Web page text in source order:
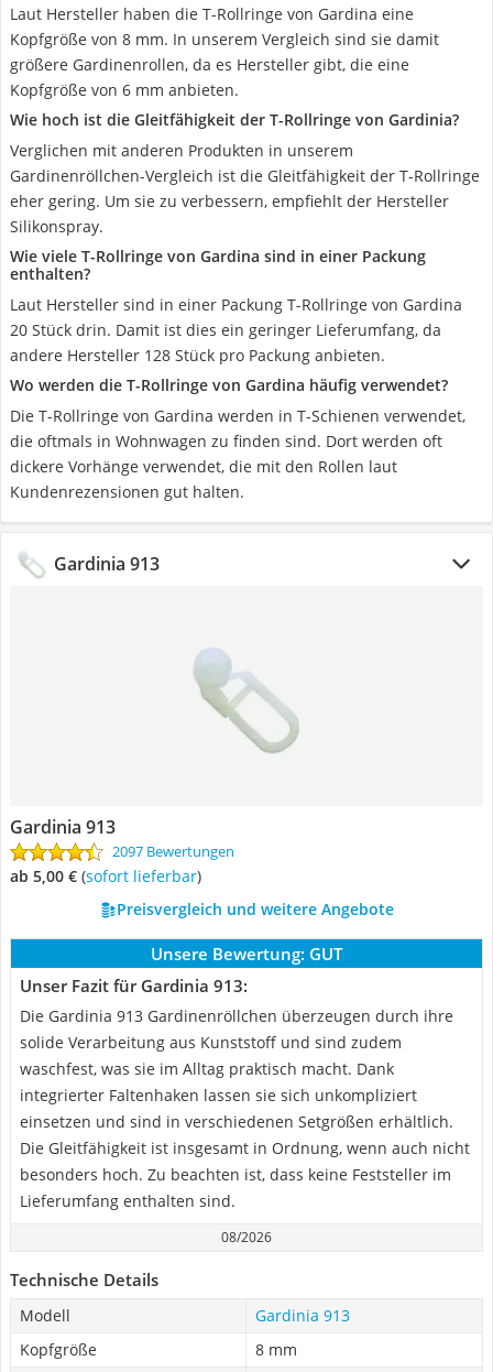
Laut Hersteller haben die T-Rollringe von Gardina eine
Kopfgröße von 8 mm. In unserem Vergleich sind sie damit
größere Gardinenrollen, da es Hersteller gibt, die eine
Kopfgröße von 6 mm anbieten.
Wie hoch ist die Gleitfähigkeit der T-Rollringe von Gardinia?
Verglichen mit anderen Produkten in unserem
Gardinenröllchen-Vergleich ist die Gleitfähigkeit der T-Rollringe
eher gering. Um sie zu verbessern, empfiehlt der Hersteller
Silikonspray.
Wie viele T-Rollringe von Gardina sind in einer Packung
enthalten?
Laut Hersteller sind in einer Packung T-Rollringe von Gardina
20 Stück drin. Damit ist dies ein geringer Lieferumfang, da
andere Hersteller 128 Stück pro Packung anbieten.
Wo werden die T-Rollringe von Gardina häufig verwendet?
Die T-Rollringe von Gardina werden in T-Schienen verwendet,
die oftmals in Wohnwagen zu finden sind. Dort werden oft
dickere Vorhänge verwendet, die mit den Rollen laut
Kundenrezensionen gut halten.
Gardinia 913
Gardinia 913
2097 Bewertungen
ab 5,00 € ( Sofort lieferbar)
Preisvergleich und weitere Angebote
Unsere Bewertung: GUT
Unser Fazit für Gardinia 913:
Die Gardinia 913 Gardinenröllchen überzeugen durch ihre
solide Verarbeitung aus Kunststoff und sind zudem
waschfest, was sie im Alltag praktisch macht. Dank
integrierter Faltenhaken lassen sie sich unkompliziert
einsetzen und sind in verschiedenen Setgrößen erhältlich.
Die Gleitfähigkeit ist insgesamt in Ordnung, wenn auch nicht
besonders hoch. Zu beachten ist, dass keine Feststeller im
Lieferumfang enthalten sind.
08/2026
Technische Details
Modell
Gardinia 913
Kopfgröße
8 mm